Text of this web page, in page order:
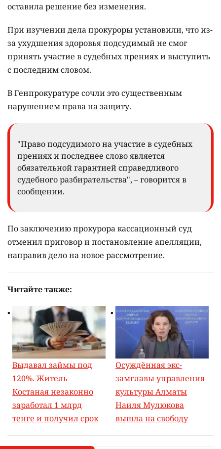
оставила решение без изменения.
При изучении дела прокуроры установили, что из-
за ухудшения здоровья подсудимый не смог
принять участие в судебных прениях и выступить
с последним словом.
В Генпрокуратуре сочли это существенным
нарушением права на защиту.
"Право подсудимого на участие в судебных
прениях и последнее слово является
обязательной гарантией справедливого
судебного разбирательства", – говорится в
сообщении.
По заключению прокурора кассационный суд
отменил приговор и постановление апелляции,
направив дело на новое рассмотрение.
Читайте также:
Выдавал займы под
120%. Житель
Костаная незаконно
заработал 1 млрд
тенге и получил срок
Осуждённая экс-
замглавы управления
культуры Алматы
Наиля Мулюкова
вышла на свободу